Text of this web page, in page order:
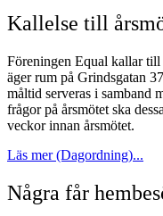
Kallelse till
Föreningen Equal kallar till
äger rum på Grindsgatan
måltid serveras i samband
frågor på årsmötet ska
veckor innan årsmötet.
Läs mer (Dagordning)...
Några får